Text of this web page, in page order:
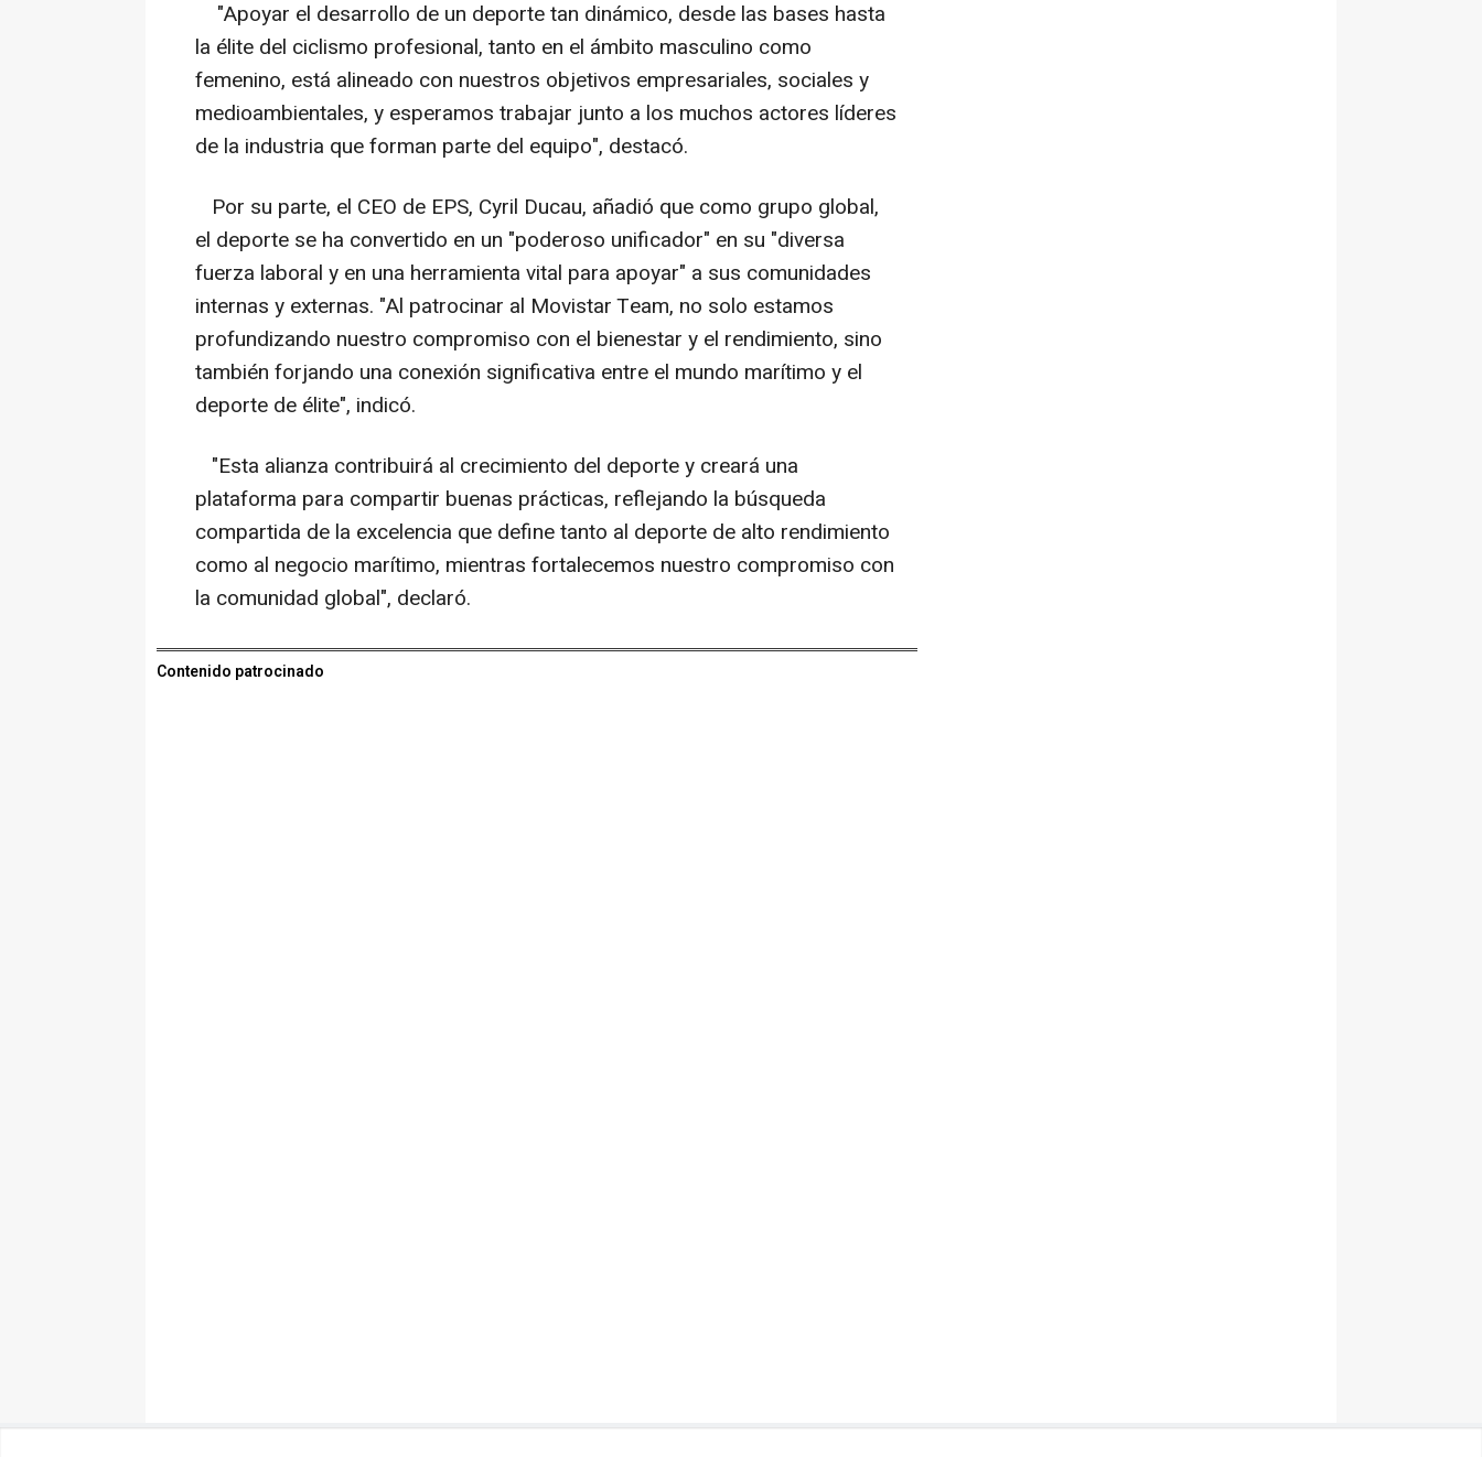
"Apoyar el desarrollo de un deporte tan dinámico, desde las bases hasta
la élite del ciclismo profesional, tanto en el ámbito masculino como
femenino, está alineado con nuestros objetivos empresariales, sociales y
medioambientales, y esperamos trabajar junto a los muchos actores líderes
de la industria que forman parte del equipo", destacó.
Por su parte, el CEO de EPS, Cyril Ducau, añadió que como grupo global,
el deporte se ha convertido en un "poderoso unificador" en su "diversa
fuerza laboral y en una herramienta vital para apoyar" a sus comunidades
internas y externas. "Al patrocinar al Movistar Team, no solo estamos
profundizando nuestro compromiso con el bienestar y el rendimiento, sino
también forjando una conexión significativa entre el mundo marítimo y el
deporte de élite", indicó.
"Esta alianza contribuirá al crecimiento del deporte y creará una
plataforma para compartir buenas prácticas, reflejando la búsqueda
compartida de la excelencia que define tanto al deporte de alto rendimiento
como al negocio marítimo, mientras fortalecemos nuestro compromiso con
la comunidad global", declaró.
Contenido patrocinado